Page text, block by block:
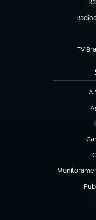
(abre
TV
(abre
A
(abre em